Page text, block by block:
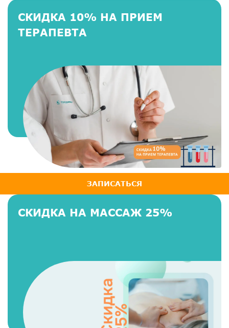
СКИДКА 10% НА ПРИЕМ
ТЕРАПЕВТА
ЗАПИСАТЬСЯ
СКИДКА НА МАССАЖ 25%